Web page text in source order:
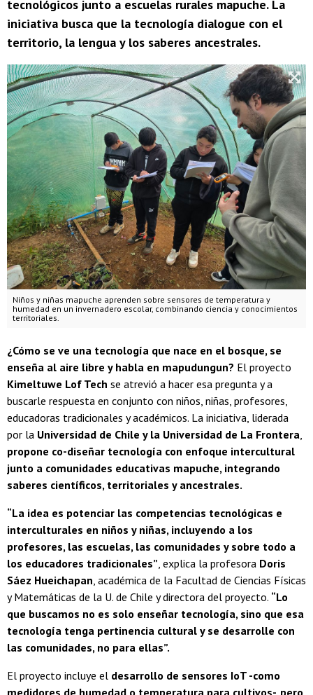
tecnológicos junto a escuelas rurales mapuche. La
iniciativa busca que la tecnología dialogue con el
territorio, la lengua y los saberes ancestrales.
Niños y niñas mapuche aprenden sobre sensores de temperatura y
humedad en un invernadero escolar, combinando ciencia y conocimientos
territoriales.
¿Cómo se ve una tecnología que nace en el bosque, se
enseña al aire libre y habla en mapudungun? El proyecto
Kimeltuwe Lof Tech se atrevió a hacer esa pregunta y a
buscarle respuesta en conjunto con niños, niñas, profesores,
educadoras tradicionales y académicos. La iniciativa, liderada
por la Universidad de Chile y la Universidad de La Frontera,
propone co-diseñar tecnología con enfoque intercultural
junto a comunidades educativas mapuche, integrando
saberes científicos, territoriales y ancestrales.
“La idea es potenciar las competencias tecnológicas e
interculturales en niños y niñas, incluyendo a los
profesores, las escuelas, las comunidades y sobre todo a
los educadores tradicionales”, explica la profesora Doris
Sáez Hueichapan, académica de la Facultad de Ciencias Físicas
y Matemáticas de la U. de Chile y directora del proyecto. “Lo
que buscamos no es solo enseñar tecnología, sino que esa
tecnología tenga pertinencia cultural y se desarrolle con
las comunidades, no para ellas”.
El proyecto incluye el desarrollo de sensores IoT -como